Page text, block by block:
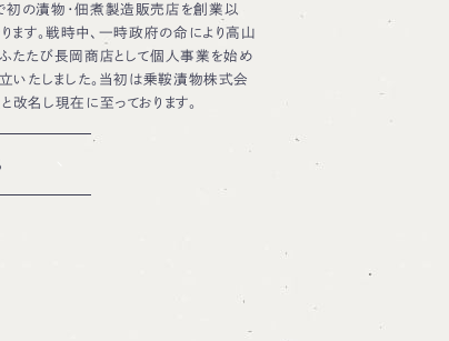
初の漬物・佃煮製造販売店を創業以
ます。戦時中、一時政府の命により高山
たたび長岡商店として個人事業を始め
いたしました。当初は乗鞍漬物株式会
名し現在に至っております。